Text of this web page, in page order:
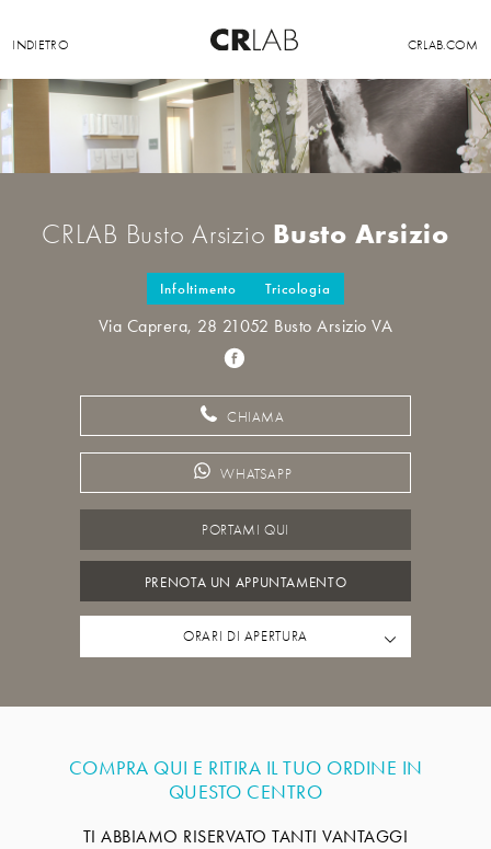
INDIETRO CRLAB.COM
CRLAB Busto Arsizio Busto Arsizio
Infoltimento Tricologia
Via Caprera, 28 21052 Busto Arsizio VA
CHIAMA
WHATSAPP
PORTAMI QUI
PRENOTA UN APPUNTAMENTO
ORARI DI APERTURA
COMPRA QUI E RITIRA IL TUO ORDINE IN
QUESTO CENTRO
TI ABBIAMO RISERVATO TANTI VANTAGGI